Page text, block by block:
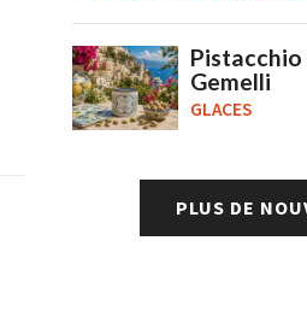
Gemelli
GLACES
PLUS DE